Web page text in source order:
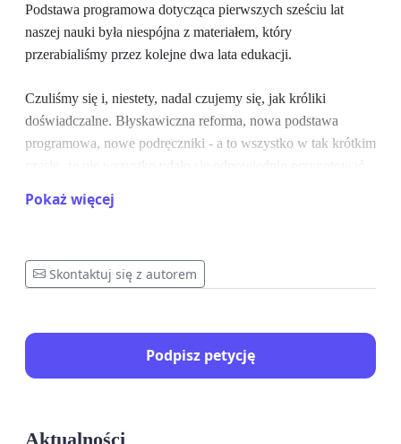
Podstawa programowa dotycząca pierwszych sześciu lat
naszej nauki była niespójna z materiałem, który
przerabialiśmy przez kolejne dwa lata edukacji.
Czuliśmy się i, niestety, nadal czujemy się, jak króliki
doświadczalne. Błyskawiczna reforma, nowa podstawa
programowa, nowe podręczniki - a to wszystko w tak krótkim
musiały przyjąć uczniów ostatniego rocznika po gimnazjum
ponadpodstawowych, w których jednak nie rozpoczęliśmy
nauki pod kątem nowej matury. Nie winimy nauczycieli, gdyż
ani materiałów.
Pokaż więcej
Skontaktuj się z autorem
Podpisz petycję
Aktualności